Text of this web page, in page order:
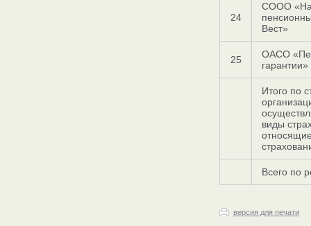
24
СООО
Вест»
25
ОАСО
гарантии»
Итого по
виды
Всего по
версия для печати